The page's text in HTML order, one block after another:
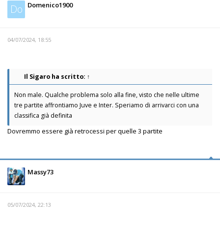
Do Domenico1900
04/07/2024, 18:55
Il Sigaro ha scritto: ↑
Non male. Qualche problema solo alla fine, visto che nelle ultime
tre partite affrontiamo Juve e Inter. Speriamo di arrivarci con una
classifica già definita
Dovremmo essere già retrocessi per quelle 3 partite
Massy73
05/07/2024, 22:13